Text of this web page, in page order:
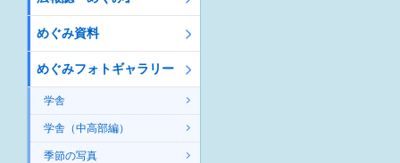
めぐみ資料
めぐみフォトギャラリー
学舎
学舎（中高部編）
季節の写真